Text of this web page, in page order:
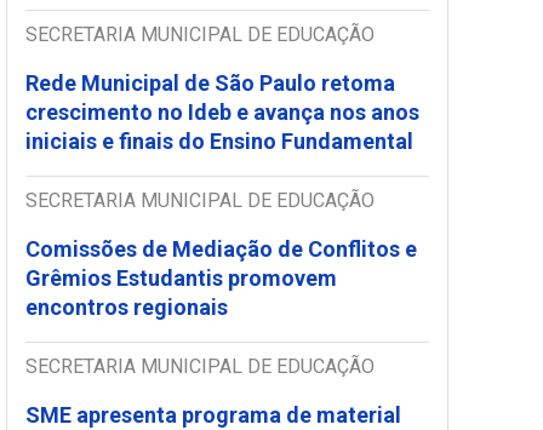
SECRETARIA MUNICIPAL DE EDUCAÇÃO
Rede Municipal de São Paulo retoma
crescimento no Ideb e avança nos anos
iniciais e finais do Ensino Fundamental
SECRETARIA MUNICIPAL DE EDUCAÇÃO
Comissões de Mediação de Conflitos e
Grêmios Estudantis promovem
encontros regionais
SECRETARIA MUNICIPAL DE EDUCAÇÃO
SME apresenta programa de material